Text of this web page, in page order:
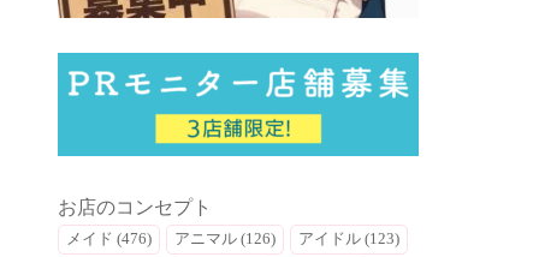
お店のコンセプト
メイド (476) アニマル (126) アイドル (123)